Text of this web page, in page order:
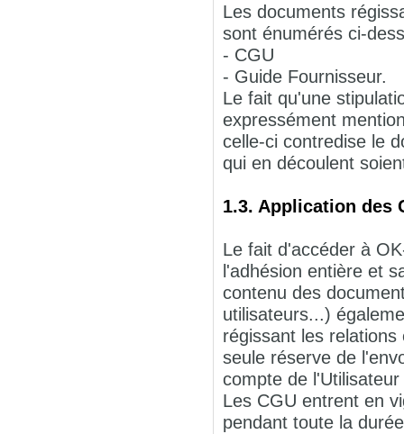
Les documents
sont énumérés ci-
- CGU
- Guide Fournisseur.
Le fait qu'une
expressément
celle-ci contredise le
qui en découlent
1.3. Application des
Le fait d'accéder à
l'adhésion entière et
contenu des
utilisateurs...)
régissant les
seule réserve de
compte de
Les CGU entrent en
pendant toute la